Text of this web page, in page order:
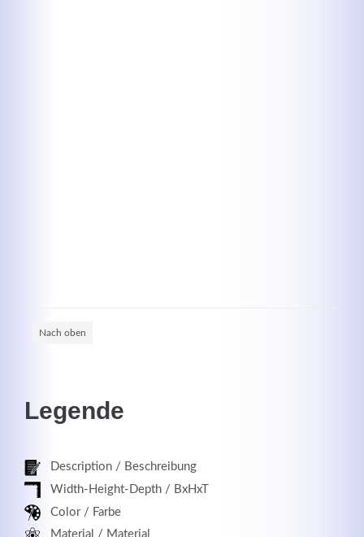
Nach oben
Legende
Description / Beschreibung
Width-Height-Depth / BxHxT
Color / Farbe
Material / Material